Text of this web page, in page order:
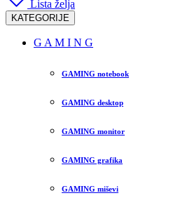
Lista želja
KATEGORIJE
G A M I N G
GAMING notebook
GAMING desktop
GAMING monitor
GAMING grafika
GAMING miševi